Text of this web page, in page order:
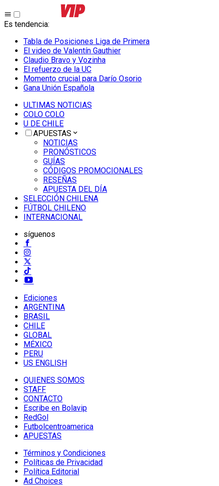
Es tendencia:
Tabla de Posiciones Liga de Primera
El video de Valentín Gauthier
Claudio Bravo y Vozinha
El refuerzo de la UC
Momento crucial para Darío Osorio
Gana Unión Española
ULTIMAS NOTICIAS
COLO COLO
U DE CHILE
APUESTAS
NOTICIAS
PRONÓSTICOS
GUÍAS
CÓDIGOS PROMOCIONALES
RESEÑAS
APUESTA DEL DÍA
SELECCIÓN CHILENA
FÚTBOL CHILENO
INTERNACIONAL
síguenos
Ediciones
ARGENTINA
BRASIL
CHILE
GLOBAL
MÉXICO
PERU
US ENGLISH
QUIENES SOMOS
STAFF
CONTACTO
Escribe en Bolavip
RedGol
Futbolcentroamerica
APUESTAS
Términos y Condiciones
Políticas de Privacidad
Política Editorial
Ad Choices